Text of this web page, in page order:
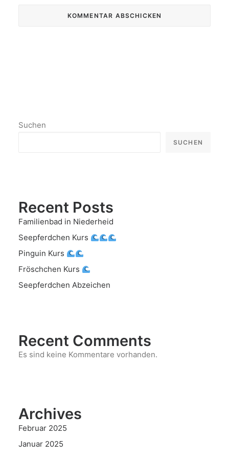
Suchen
SUCHEN
Recent Posts
Familienbad in Niederheid
Seepferdchen Kurs
Pinguin Kurs
Fröschchen Kurs
Seepferdchen Abzeichen
Recent Comments
Es sind keine Kommentare vorhanden.
Archives
Februar 2025
Januar 2025